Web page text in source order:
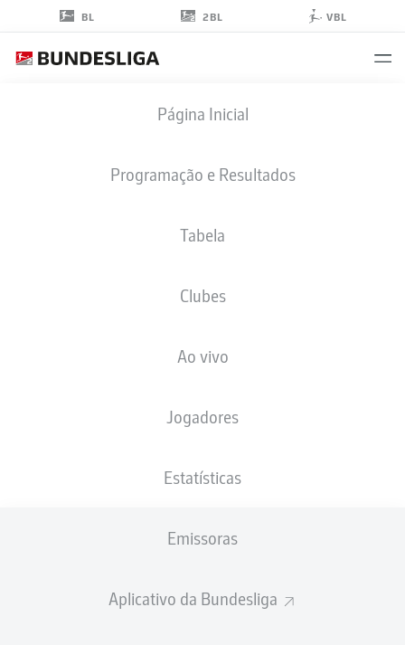
BL 2BL VBL
Página Inicial
Programação e Resultados
Tabela
Clubes
Ao vivo
Jogadores
Estatísticas
Emissoras
Aplicativo da Bundesliga
11.06.2006
2026/2027